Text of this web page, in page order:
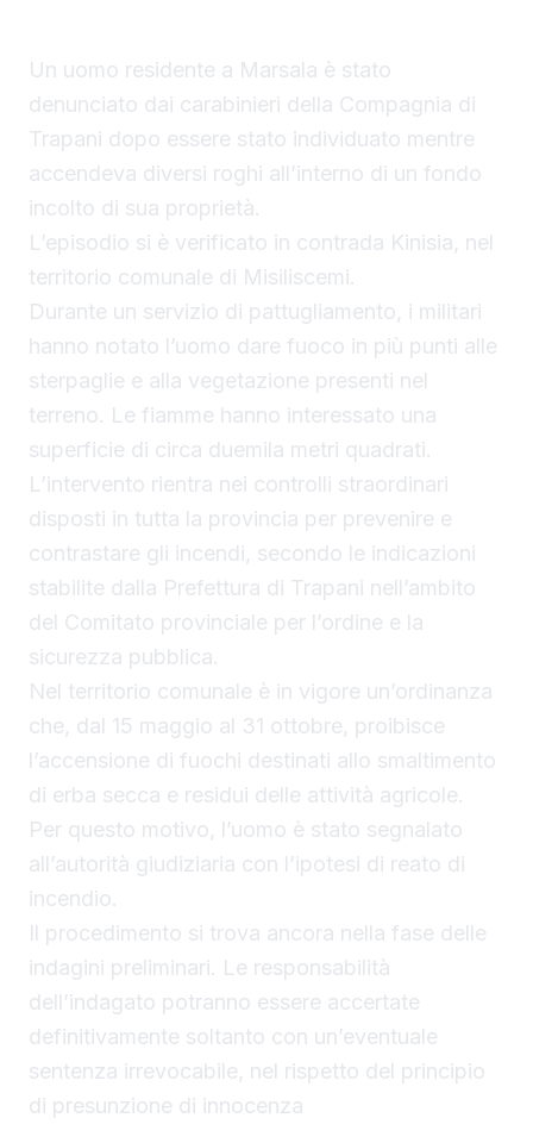
Un uomo residente a Marsala è stato
denunciato dai carabinieri della Compagnia di
Trapani dopo essere stato individuato mentre
accendeva diversi roghi all’interno di un fondo
incolto di sua proprietà.
L’episodio si è verificato in contrada Kinisia, nel
territorio comunale di Misiliscemi.
Durante un servizio di pattugliamento, i militari
hanno notato l’uomo dare fuoco in più punti alle
sterpaglie e alla vegetazione presenti nel
terreno. Le fiamme hanno interessato una
superficie di circa duemila metri quadrati.
L’intervento rientra nei controlli straordinari
disposti in tutta la provincia per prevenire e
contrastare gli incendi, secondo le indicazioni
stabilite dalla Prefettura di Trapani nell’ambito
del Comitato provinciale per l’ordine e la
sicurezza pubblica.
Nel territorio comunale è in vigore un’ordinanza
che, dal 15 maggio al 31 ottobre, proibisce
l’accensione di fuochi destinati allo smaltimento
di erba secca e residui delle attività agricole.
Per questo motivo, l’uomo è stato segnalato
all’autorità giudiziaria con l’ipotesi di reato di
incendio.
Il procedimento si trova ancora nella fase delle
indagini preliminari. Le responsabilità
dell’indagato potranno essere accertate
definitivamente soltanto con un’eventuale
sentenza irrevocabile, nel rispetto del principio
di presunzione di innocenza